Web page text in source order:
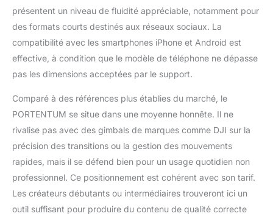
PORTENTUM est
compact, léger et
compatible avec les
Android. Jusqu’à 5
heures d’autonomie
Bien plus qu’une
perche selfie : c’est
votre studio de poche.
présentent un niveau de fluidité appréciable, notamment pour
des formats courts destinés aux réseaux sociaux. La
compatibilité avec les smartphones iPhone et Android est
effective, à condition que le modèle de téléphone ne dépasse
pas les dimensions acceptées par le support.
Comparé à des références plus établies du marché, le
PORTENTUM se situe dans une moyenne honnête. Il ne
rivalise pas avec des gimbals de marques comme DJI sur la
précision des transitions ou la gestion des mouvements
rapides, mais il se défend bien pour un usage quotidien non
professionnel. Ce positionnement est cohérent avec son tarif.
Les créateurs débutants ou intermédiaires trouveront ici un
outil suffisant pour produire du contenu de qualité correcte